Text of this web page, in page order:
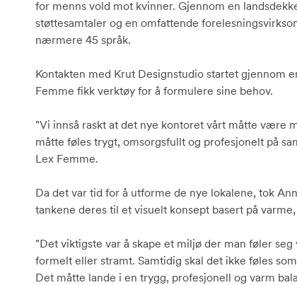
for menns vold mot kvinner. Gjennom en
støttesamtaler og en omfattende
nærmere 45 språk.
Kontakten med Krut Designstudio startet gjennom
Femme fikk verktøy for å formulere sine behov.
"Vi innså raskt at det nye kontoret vårt måtte være
måtte føles trygt, omsorgsfullt og profesjonelt på
Lex Femme.
Da det var tid for å utforme de nye lokalene, tok
tankene deres til et visuelt konsept basert på
"Det viktigste var å skape et miljø der man føler
formelt eller stramt. Samtidig skal det ikke føles
Det måtte lande i en trygg, profesjonell og varm